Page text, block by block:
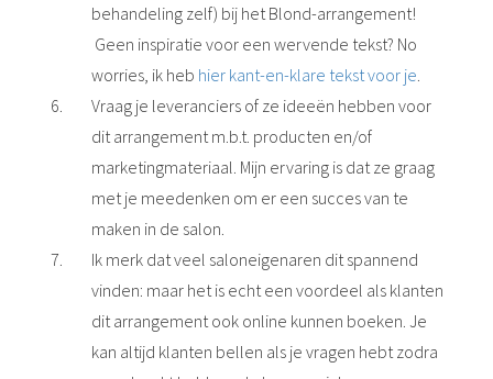
behandeling zelf) bij het Blond-arrangement!
Geen inspiratie voor een wervende tekst? No
worries, ik heb hier kant-en-klare tekst voor je
Vraag je leveranciers of ze ideeën hebben voor
dit arrangement m.b.t. producten en/of
marketingmateriaal. Mijn ervaring is dat ze graag
met je meedenken om er een succes van te
maken in de salon.
Ik merk dat veel saloneigenaren dit spannend
vinden: maar het is echt een voordeel als klanten
dit arrangement ook online kunnen boeken. Je
kan altijd klanten bellen als je vragen hebt zodra